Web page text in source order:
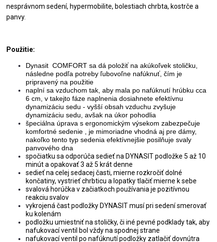
nesprávnom sedení, hypermobilite, bolestiach chrbta, kostrče a
panvy.
Použitie:
Dynasit COMFORT sa dá položiť na akúkoľvek stoličku,
následne podľa potreby ľubovoľne nafúknuť, čím je
pripravený na použitie
naplní sa vzduchom tak, aby mala po nafúknutí hrúbku cca
6 cm, v takejto fáze naplnenia dosiahnete efektívnu
dynamizáciu sedu - vyšší obsah vzduchu zvyšuje
dynamizáciu sedu, avšak na úkor pohodlia
špeciálna úprava s ergonomickým výsekom zabezpečuje
komfortné sedenie , je mimoriadne vhodná aj pre dámy,
nakoľko tento typ sedenia efektívnejšie posilňuje svaly
panvového dna
spočiatku sa odporúča sedieť na DYNASIT podložke 5 až 10
minút a opakovať 3 až 5 krát denne
sedieť na celej sedacej časti, mierne rozkročiť dolné
končatiny, vystrieť chrbticu a lopatky tlačiť mierne k sebe
svalová horúčka v začiatkoch používania je pozitívnou
reakciu svalov
vykrojená čast podložky DYNASIT musí pri sedení smerovať
ku kolenám
podložku umiestniť na stoličky, či iné pevné podklady tak, aby
nafukovací ventil bol vždy na spodnej strane
nafukovací ventil po nafúknutí podložky zatlačiť dovnútra